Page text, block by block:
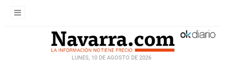
LUNES, 10 DE AGOSTO DE 2026